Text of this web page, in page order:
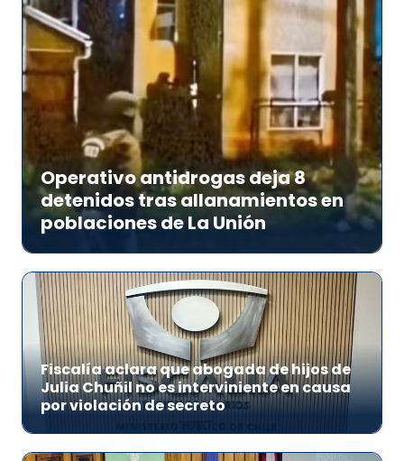
Operativo antidrogas deja 8
detenidos tras allanamientos en
poblaciones de La Unión
Fiscalía aclara que abogada de hijos de
Julia Chuñil no es interviniente en causa
por violación de secreto